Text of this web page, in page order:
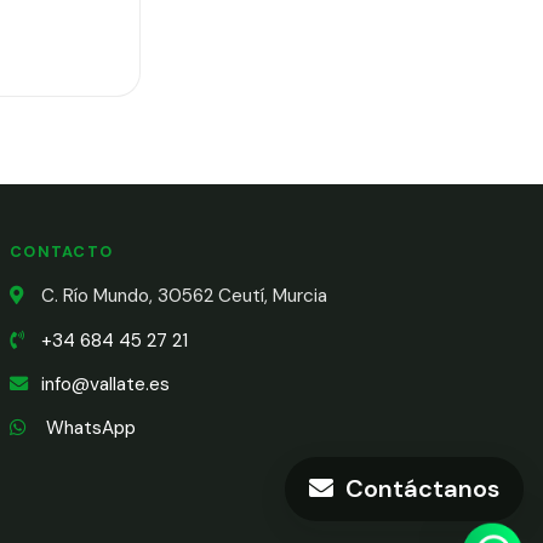
Contáctanos
CONTACTO
C. Río Mundo, 30562 Ceutí, Murcia
+34 684 45 27 21
info@vallate.es
WhatsApp